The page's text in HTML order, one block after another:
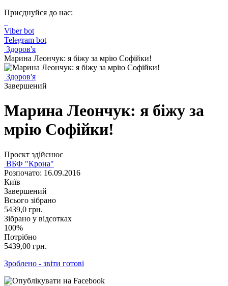
Приєднуйся до нас:
Viber bot
Telegram bot
Здоров'я
Марина Леончук: я біжу за мрію Софійки!
Здоров'я
Завершений
Марина Леончук: я біжу за
мрію Софійки!
Проєкт здійснює
ВБФ "Крона"
Розпочато: 16.09.2016
Київ
Завершений
Всього зібрано
5439,0 грн.
Зібрано у відсотках
100%
Потрібно
5439,00 грн.
Зроблено - звіти готові